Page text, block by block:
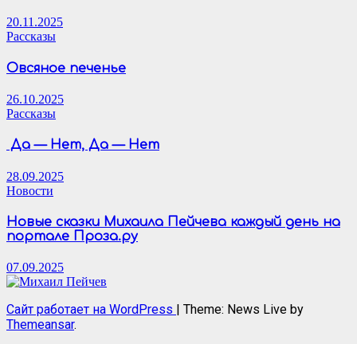
20.11.2025
Рассказы
Овсяное печенье
26.10.2025
Рассказы
Да — Нет, Да — Нет
28.09.2025
Новости
Новые сказки Михаила Пейчева каждый день на
портале Проза.ру
07.09.2025
Сайт работает на WordPress | Theme: News Live by
Themeansar.